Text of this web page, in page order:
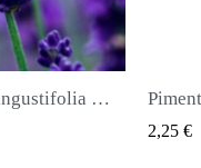
Piment ili Najkvirc Seme Lekovita biljka i zacin Seme
2,50 €